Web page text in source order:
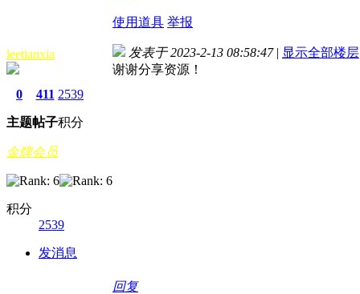
使用道具 举报
leetianxia
0
主题
411
帖子
2539
积分
金牌会员
积分
2539
发消息
发表于 2023-2-13 08:58:47 | 显示全部楼层
谢谢分享资源！
回复